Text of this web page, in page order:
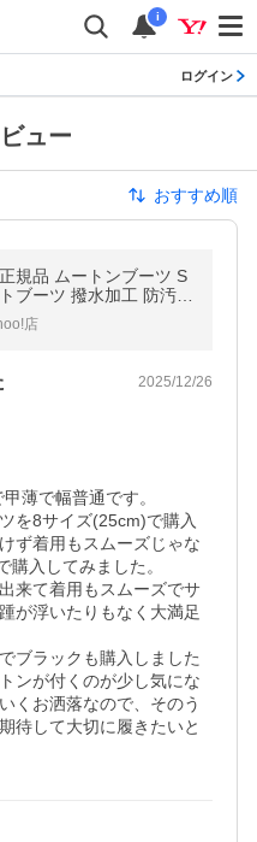
i
ログイン
ュー
おすすめ順
規品 ムートンブーツ S
ブーツ 撥水加工 防汚加
い もこもこ おしゃれ
店
2025/12/26
薄で幅普通です。
を8サイズ(25cm)で購入
ず着用もスムーズじゃな
入してみました。
来て着用もスムーズでサ
が浮いたりもなく大満足
ブラックも購入しました
ンが付くのが少し気にな
くお洒落なので、そのう
待して大切に履きたいと